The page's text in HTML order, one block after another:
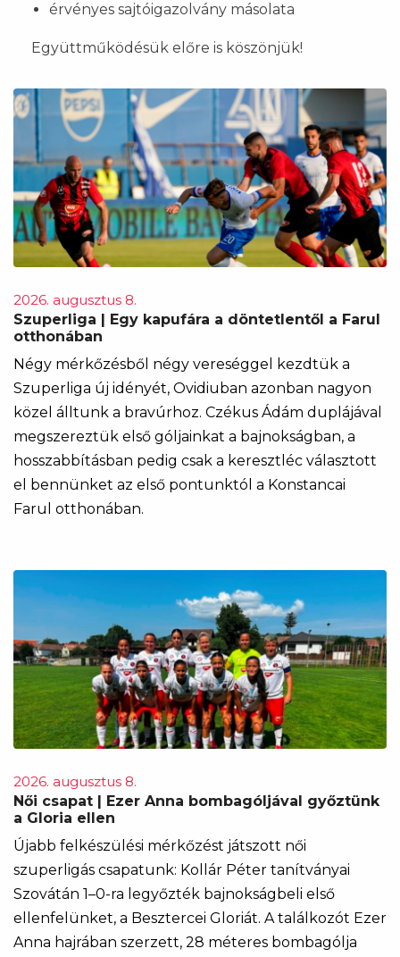
érvényes sajtóigazolvány másolata
Együttműködésük előre is köszönjük!
2026. augusztus 8.
Szuperliga | Egy kapufára a döntetlentől a Farul
otthonában
Négy mérkőzésből négy vereséggel kezdtük a
Szuperliga új idényét, Ovidiuban azonban nagyon
közel álltunk a bravúrhoz. Czékus Ádám duplájával
megszereztük első góljainkat a bajnokságban, a
hosszabbításban pedig csak a keresztléc választott
el bennünket az első pontunktól a Konstancai
Farul otthonában.
2026. augusztus 8.
Női csapat | Ezer Anna bombagóljával győztünk
a Gloria ellen
Újabb felkészülési mérkőzést játszott női
szuperligás csapatunk: Kollár Péter tanítványai
Szovátán 1–0-ra legyőzték bajnokságbeli első
ellenfelünket, a Besztercei Gloriát. A találkozót Ezer
Anna hajrában szerzett, 28 méteres bombagólja